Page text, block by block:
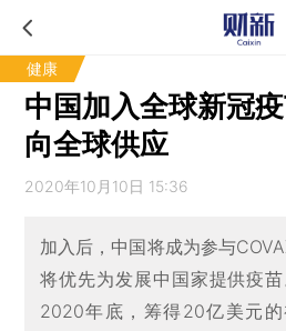
健康
中国加入全球新冠
向全球供应
2020年10月10日 15:36
加入后，中国将成为参与
将优先为发展中国家提供疫
2020年底，筹得20亿美元